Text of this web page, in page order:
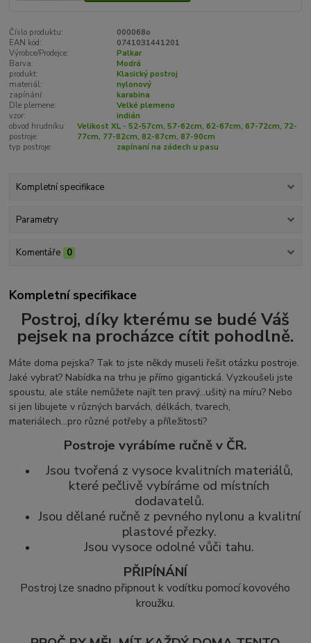
Číslo produktu:
000068o
EAN kód:
0741031441201
Výrobce/Prodejce:
Palkar
Barva:
Modrá
produkt:
Klasický postroj
materiál:
nylonový
zapínání:
karabina
Dle plemene:
Velké plemeno
vzor:
indián
obvod hrudníku
postroje:
Velikost XL - 52-57cm, 57-62cm, 62-67cm, 67-72cm, 72-
77cm, 77-82cm, 82-87cm, 87-90cm
typ postroje:
zapínaní na zádech u pasu
Kompletní specifikace
Parametry
Komentáře 0
Kompletní specifikace
Postroj, díky kterému se budé Váš
pejsek na procházce cítit pohodlně.
Máte doma pejska? Tak to jste někdy museli řešit otázku postroje.
Jaké vybrat? Nabídka na trhu je přímo gigantická. Vyzkoušeli jste
spoustu, ale stále nemůžete najít ten pravý...ušitý na míru? Nebo
si jen libujete v různých barvách, délkách, tvarech,
materiálech...pro různé potřeby a příležitosti?
Postroje vyrábíme ručně v ČR.
Jsou tvořená z vysoce kvalitních materiálů,
které pečlivě vybíráme od místních
dodavatelů.
Jsou dělané ručně z pevného nylonu a kvalitní
plastové přezky.
Jsou vysoce odolné vůči tahu.
PŘIPÍNÁNÍ
Postroj lze snadno připnout k vodítku pomocí kovového
kroužku.